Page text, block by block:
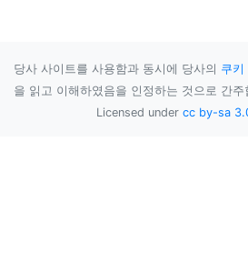
당사 사이트를 사용함과 동시에 당사의 쿠키
을 읽고 이해하였음을 인정하는 것으로 간주
Licensed under cc by-sa